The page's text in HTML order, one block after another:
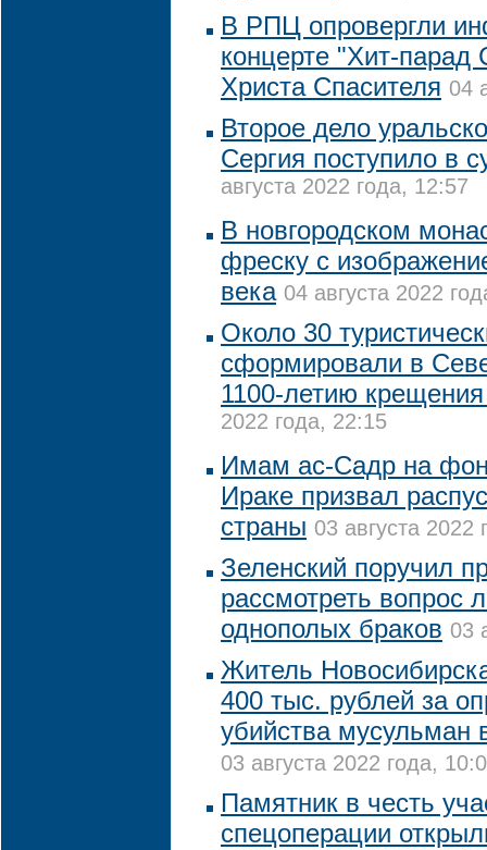
В РПЦ опровергли
концерте "Хит-
Христа Спасителя 04
Второе дело
Сергия поступило в
августа 2022 года, 12:57
В новгородском
фреску с
века 04 августа 2022
Около 30
сформировали в
1100-летию
2022 года, 22:15
Имам ас-Садр на
Ираке призвал
страны 03 августа 2022
Зеленский поручил
рассмотреть вопрос
однополых браков 03
Житель
400 тыс. рублей за
убийства мусульман
03 августа 2022 года,
Памятник в честь
спецоперации